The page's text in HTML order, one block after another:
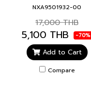
NXA9501932-00
17,000 THB
5,100 THB -70%
Add to Cart
Compare